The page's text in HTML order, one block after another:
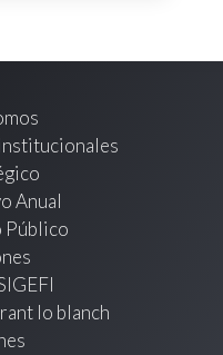
Anual
Público
lo blanch